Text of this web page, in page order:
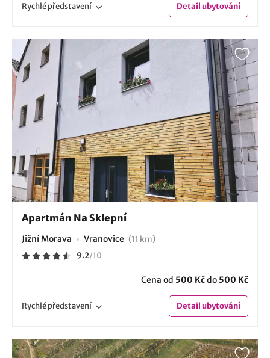
Rychlépředstavení Detailubytování
Apartmán Na Sklepní
Jižní Morava Vranovice (11 km)
9.2/10
Cena od 500 Kčdo 500 Kč
Rychlépředstavení Detailubytování